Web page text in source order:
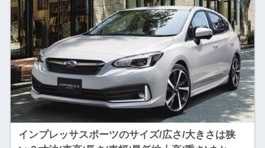
インプレッサスポーツのサイズ/広さ/大きさは狭